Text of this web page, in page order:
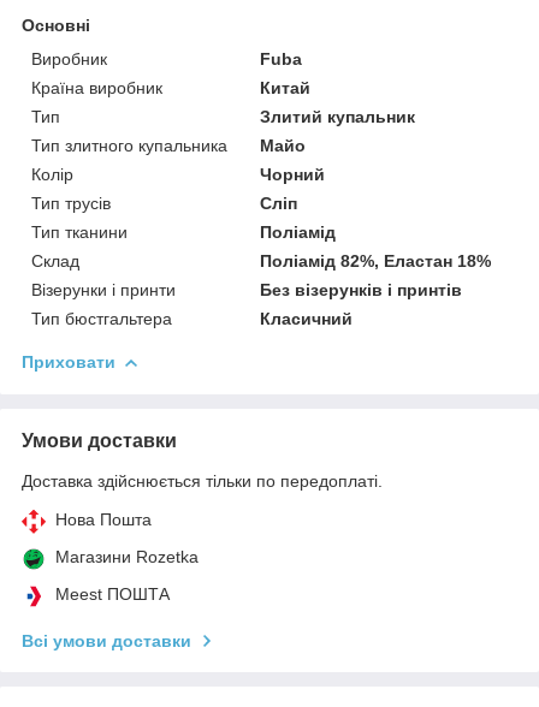
Основні
Виробник
Fuba
Країна виробник
Китай
Тип
Злитий купальник
Тип злитного купальника
Майо
Колір
Чорний
Тип трусів
Сліп
Тип тканини
Поліамід
Склад
Поліамід 82%, Еластан 18%
Візерунки і принти
Без візерунків і принтів
Тип бюстгальтера
Класичний
Приховати
Умови доставки
Доставка здійснюється тільки по передоплаті.
Нова Пошта
Магазини Rozetka
Meest ПОШТА
Всі умови доставки